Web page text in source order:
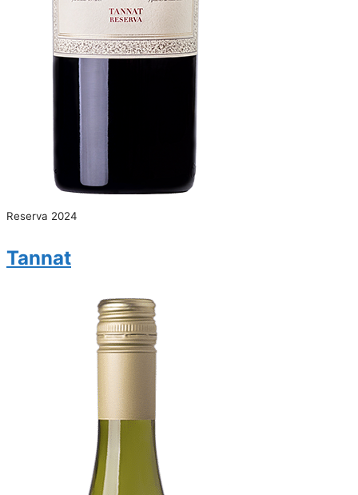
Reserva 2024
Tannat